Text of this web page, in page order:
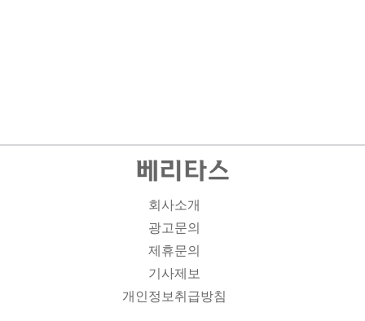
회사소개
광고문의
제휴문의
기사제보
개인정보취급방침